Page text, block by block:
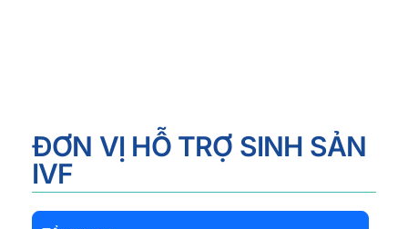
ĐƠN VỊ HỖ TRỢ SINH SẢN
IVF